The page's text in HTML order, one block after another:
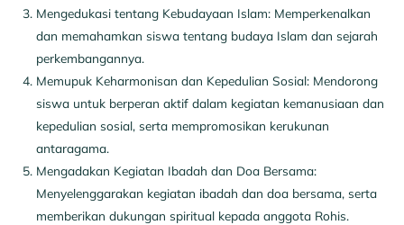
Mengedukasi tentang Kebudayaan Islam: Memperkenalkan
dan memahamkan siswa tentang budaya Islam dan sejarah
perkembangannya.
Memupuk Keharmonisan dan Kepedulian Sosial: Mendorong
siswa untuk berperan aktif dalam kegiatan kemanusiaan dan
kepedulian sosial, serta mempromosikan kerukunan
antaragama.
Mengadakan Kegiatan Ibadah dan Doa Bersama:
Menyelenggarakan kegiatan ibadah dan doa bersama, serta
memberikan dukungan spiritual kepada anggota Rohis.